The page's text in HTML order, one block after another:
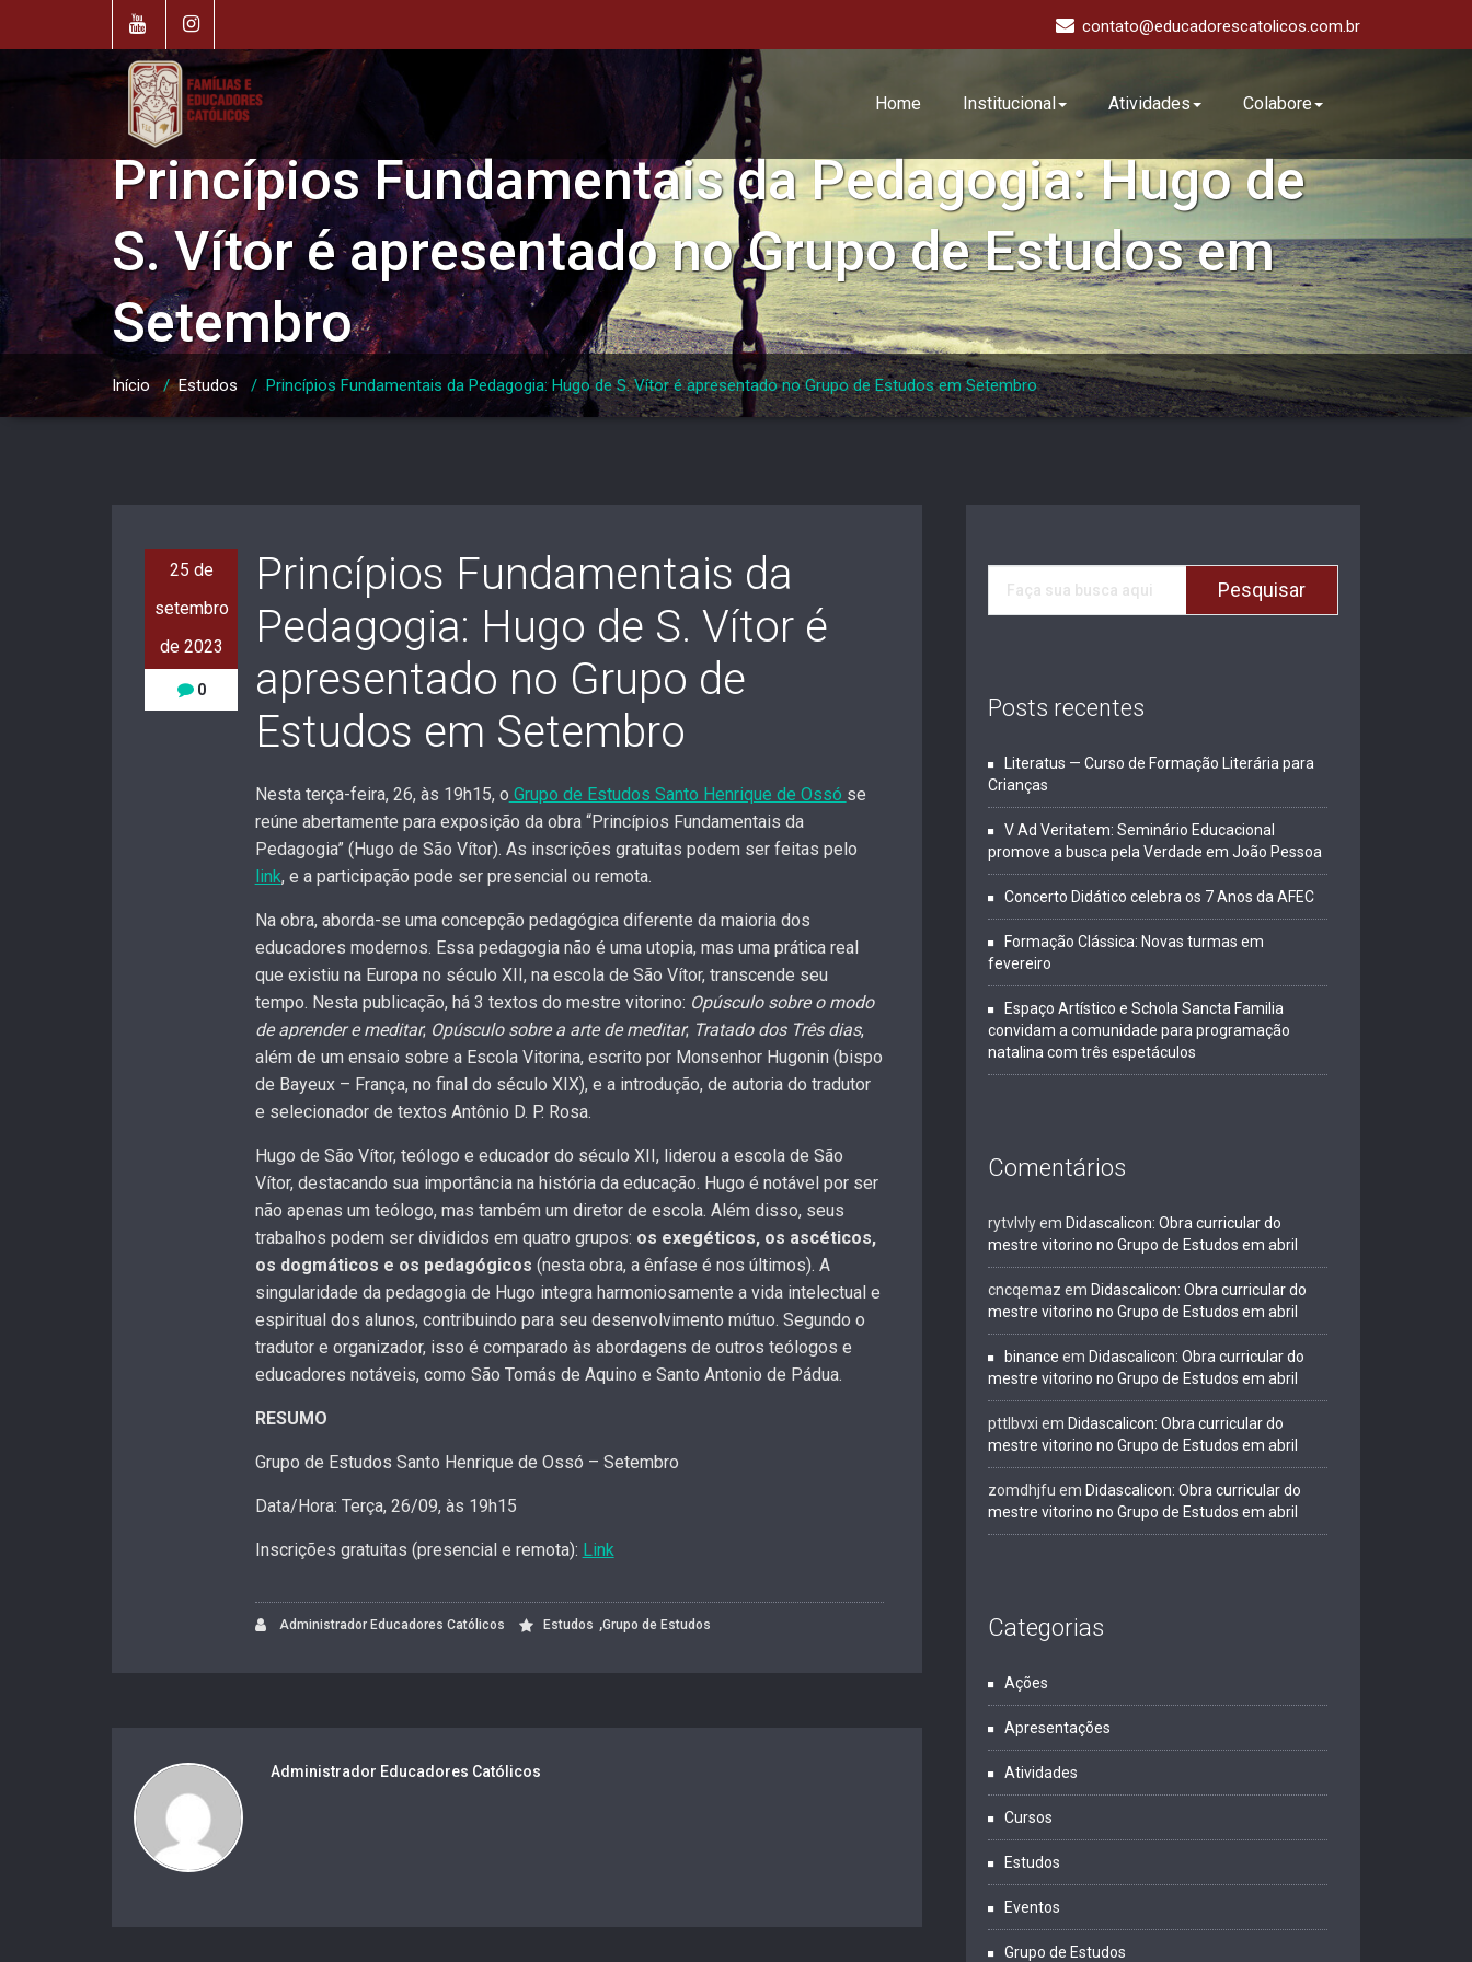
content
contato@educadorescatolicos.com.br
Home Institucional Atividades Colabore
Princípios Fundamentais da Pedagogia: Hugo de
S. Vítor é apresentado no Grupo de Estudos em
Setembro
Início/Estudos /Princípios Fundamentais da Pedagogia: Hugo de S. Vítor é apresentado no Grupo de Estudos em Setembro
25 de
setembro
de 2023
0
Princípios Fundamentais da
Pedagogia: Hugo de S. Vítor é
apresentado no Grupo de
Estudos em Setembro
Nesta terça-feira, 26, às 19h15, o Grupo de Estudos Santo Henrique de Ossó se
reúne abertamente para exposição da obra “Princípios Fundamentais da
Pedagogia” (Hugo de São Vítor). As inscrições gratuitas podem ser feitas pelo
link, e a participação pode ser presencial ou remota.
Na obra, aborda-se uma concepção pedagógica diferente da maioria dos
educadores modernos. Essa pedagogia não é uma utopia, mas uma prática real
que existiu na Europa no século XII, na escola de São Vítor, transcende seu
tempo. Nesta publicação, há 3 textos do mestre vitorino: Opúsculo sobre o modo
de aprender e meditar; Opúsculo sobre a arte de meditar; Tratado dos Três dias,
além de um ensaio sobre a Escola Vitorina, escrito por Monsenhor Hugonin (bispo
de Bayeux – França, no final do século XIX), e a introdução, de autoria do tradutor
e selecionador de textos Antônio D. P. Rosa.
Hugo de São Vítor, teólogo e educador do século XII, liderou a escola de São
Vítor, destacando sua importância na história da educação. Hugo é notável por ser
não apenas um teólogo, mas também um diretor de escola. Além disso, seus
trabalhos podem ser divididos em quatro grupos: os exegéticos, os ascéticos,
os dogmáticos e os pedagógicos (nesta obra, a ênfase é nos últimos). A
singularidade da pedagogia de Hugo integra harmoniosamente a vida intelectual e
espiritual dos alunos, contribuindo para seu desenvolvimento mútuo. Segundo o
tradutor e organizador, isso é comparado às abordagens de outros teólogos e
educadores notáveis, como São Tomás de Aquino e Santo Antonio de Pádua.
RESUMO
Grupo de Estudos Santo Henrique de Ossó – Setembro
Data/Hora: Terça, 26/09, às 19h15
Inscrições gratuitas (presencial e remota): Link
Administrador Educadores Católicos Estudos ,Grupo de Estudos
Administrador Educadores Católicos
Posts recentes
Literatus — Curso de Formação Literária para
Crianças
V Ad Veritatem: Seminário Educacional
promove a busca pela Verdade em João Pessoa
Concerto Didático celebra os 7 Anos da AFEC
Formação Clássica: Novas turmas em
fevereiro
Espaço Artístico e Schola Sancta Familia
convidam a comunidade para programação
natalina com três espetáculos
Comentários
rytvlvlyem Didascalicon: Obra curricular do
mestre vitorino no Grupo de Estudos em abril
cncqemaz em Didascalicon: Obra curricular do
mestre vitorino no Grupo de Estudos em abril
binance em Didascalicon: Obra curricular do
mestre vitorino no Grupo de Estudos em abril
pttlbvxi em Didascalicon: Obra curricular do
mestre vitorino no Grupo de Estudos em abril
zomdhjfu em Didascalicon: Obra curricular do
mestre vitorino no Grupo de Estudos em abril
Categorias
Ações
Apresentações
Atividades
Cursos
Estudos
Eventos
Grupo de Estudos